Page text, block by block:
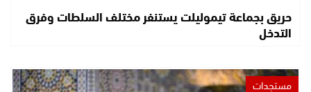
حريق بجماعة تيموليلت يستنفر مختلف السلطات وفرق
التدخل
مستجدات